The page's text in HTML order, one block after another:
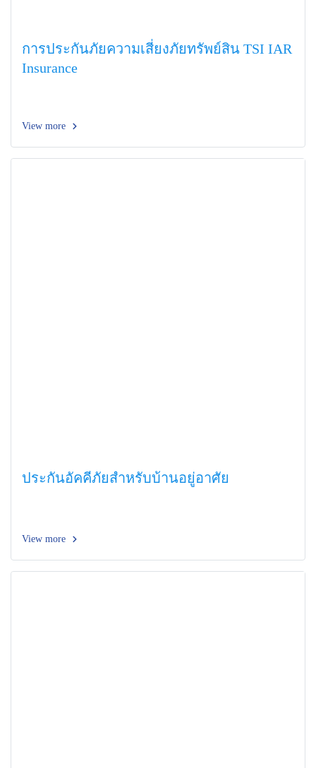
การประกันภัยความเสี่ยงภัยทรัพย์สิน TSI IAR
Insurance
View more
ประกันอัคคีภัยสำหรับบ้านอยู่อาศัย
View more